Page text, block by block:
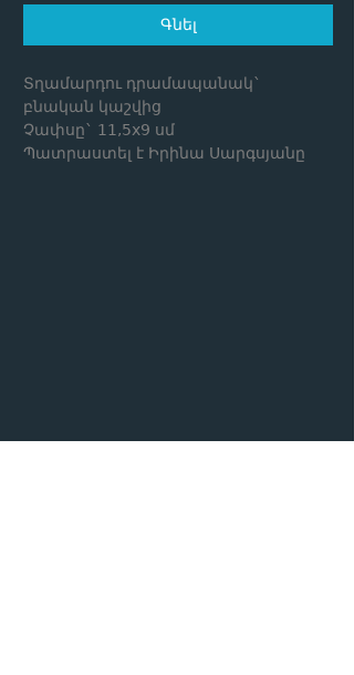
Գնել
Տղամարդու դրամապանակ`
բնական կաշվից
Չափսը` 11,5x9 սմ
Պատրաստել է Իրինա Սարգսյանը